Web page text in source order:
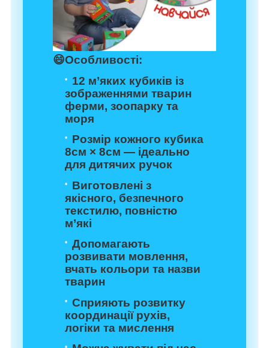
😄Особливості:
12 м’яких кубиків із
зображеннями тварин
ферми, зоопарку та
моря
Розмір кожного кубика
8см × 8см — ідеально
для дитячих ручок
Виготовлені з
якісного, безпечного
текстилю, повністю
м’які
Допомагають
розвивати мовлення,
вчать кольори та назви
тварин
Сприяють розвитку
координації рухів,
логіки та мислення